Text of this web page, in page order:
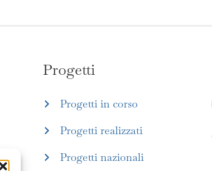
Progetti
Progetti in corso
Progetti realizzati
Progetti nazionali